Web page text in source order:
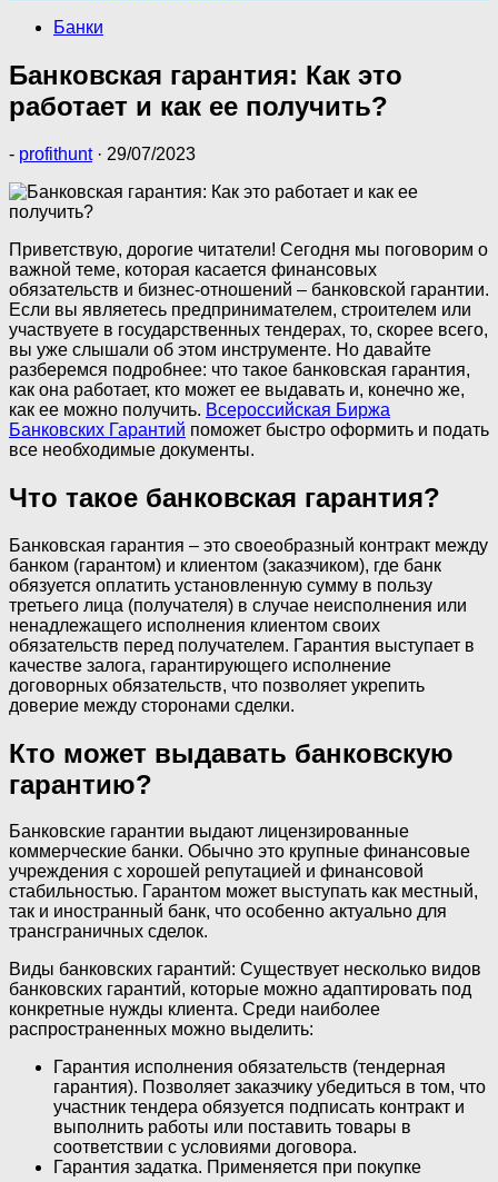
Банки
Банковская гарантия: Как это
работает и как ее получить?
- profithunt · 29/07/2023
Приветствую, дорогие читатели! Сегодня мы поговорим о
важной теме, которая касается финансовых
обязательств и бизнес-отношений – банковской гарантии.
Если вы являетесь предпринимателем, строителем или
участвуете в государственных тендерах, то, скорее всего,
вы уже слышали об этом инструменте. Но давайте
разберемся подробнее: что такое банковская гарантия,
как она работает, кто может ее выдавать и, конечно же,
как ее можно получить. Всероссийская Биржа
Банковских Гарантий поможет быстро оформить и подать
все необходимые документы.
Что такое банковская гарантия?
Банковская гарантия – это своеобразный контракт между
банком (гарантом) и клиентом (заказчиком), где банк
обязуется оплатить установленную сумму в пользу
третьего лица (получателя) в случае неисполнения или
ненадлежащего исполнения клиентом своих
обязательств перед получателем. Гарантия выступает в
качестве залога, гарантирующего исполнение
договорных обязательств, что позволяет укрепить
доверие между сторонами сделки.
Кто может выдавать банковскую
гарантию?
Банковские гарантии выдают лицензированные
коммерческие банки. Обычно это крупные финансовые
учреждения с хорошей репутацией и финансовой
стабильностью. Гарантом может выступать как местный,
так и иностранный банк, что особенно актуально для
трансграничных сделок.
Виды банковских гарантий: Существует несколько видов
банковских гарантий, которые можно адаптировать под
конкретные нужды клиента. Среди наиболее
распространенных можно выделить:
Гарантия исполнения обязательств (тендерная
гарантия). Позволяет заказчику убедиться в том, что
участник тендера обязуется подписать контракт и
выполнить работы или поставить товары в
соответствии с условиями договора.
Гарантия задатка. Применяется при покупке